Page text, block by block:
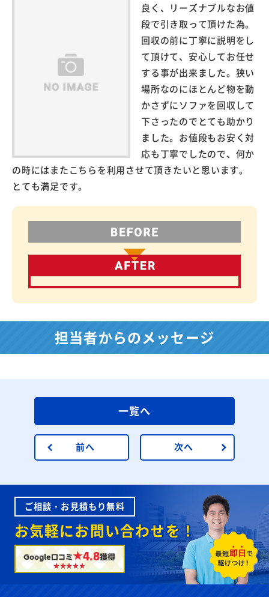
良く、リーズナブルなお値
段で引き取って頂けた為。
回収の前に丁寧に説明をし
て頂けて、安心してお任せ
する事が出来ました。狭い
場所なのにほとんど物を動
かさずにソファを回収して
下さったのでとても助かり
ました。お値段もお安く対
応も丁寧でしたので、何か
の時にはまたこちらを利用させて頂きたいと思います。
とても満足です。
担当者からのメッセージ
前へ
一覧へ
次へ
ご相談・お見積もり無料
お気軽にお問い合わせを！
Google口コミ★4.8獲得